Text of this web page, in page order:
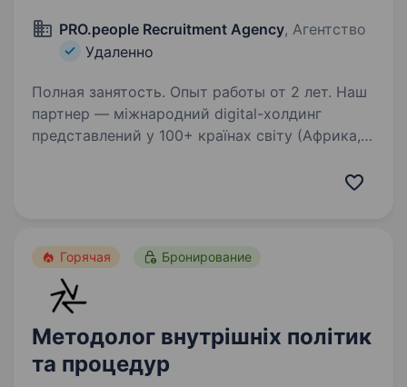
PRO.people Recruitment Agency, Агентство
Удаленно
Полная занятость. Опыт работы от 2 лет. Наш
партнер — міжнародний digital-холдинг
представлений у 100+ країнах світу (Африка,
Горячая Бронирование
Методолог внутрішніх політик
та процедур